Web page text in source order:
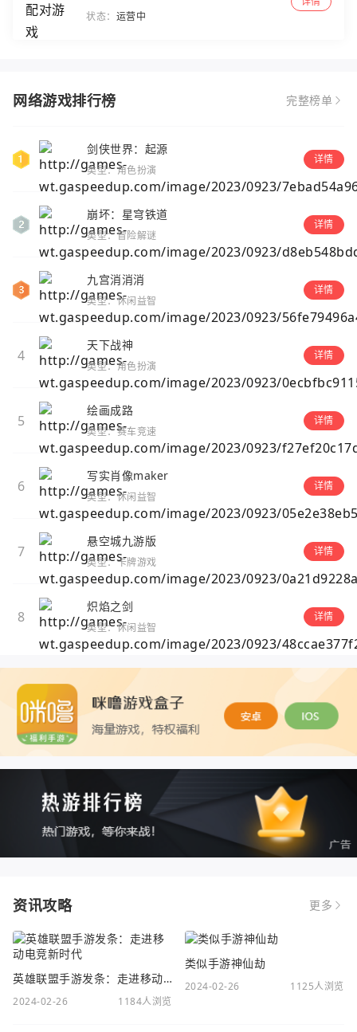
状态： 运营中
网络游戏排行榜 完整榜单
剑侠世界：起源
类型：角色扮演
详情
崩坏：星穹铁道
类型：冒险解谜
详情
九宫消消消
类型：休闲益智
详情
4
天下战神
类型：角色扮演
详情
5
绘画成路
类型：赛车竞速
详情
6
写实肖像maker
类型：休闲益智
详情
7
悬空城九游版
类型：卡牌游戏
详情
8
炽焰之剑
类型：休闲益智
详情
资讯攻略 更多
英雄联盟手游发条：走进移动电竞新时代
2024-02-26 1184人浏览
类似手游神仙劫
2024-02-26 1125人浏览